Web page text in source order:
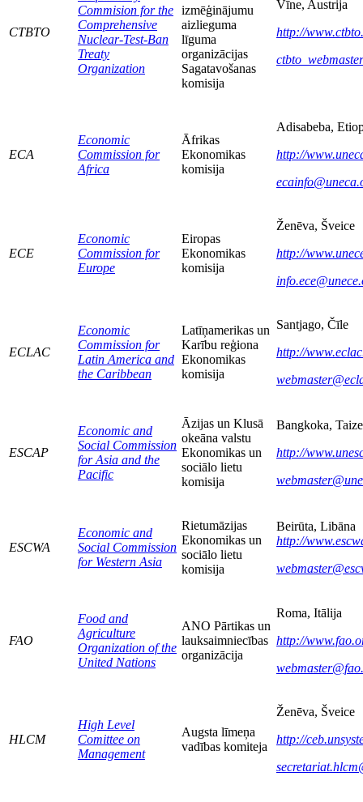
CTBTO
Commision for the
Comprehensive
Nuclear-Test-Ban
Treaty
Organization
izmēģinājumu
aizlieguma
līguma
organizācijas
Sagatavošanas
komisija
Vīne, Austrija
http://
ECA
Economic
Commission for
Africa
Āfrikas
Ekonomikas
komisija
Adisabeba,
http://
ECE
Economic
Commission for
Europe
Eiropas
Ekonomikas
komisija
Ženēva, Šveice
http://
ECLAC
Economic
Commission for
Latin America and
the Caribbean
Latīņamerikas un
Karību reģiona
Ekonomikas
komisija
Santjago, Čīle
http://
ESCAP
Economic and
Social Commission
for Asia and the
Pacific
Āzijas un Klusā
okeāna valstu
Ekonomikas un
sociālo lietu
komisija
Bangkoka,
http://
ESCWA
Economic and
Social Commission
for Western Asia
Rietumāzijas
Ekonomikas un
sociālo lietu
komisija
Beirūta, Libāna
http://
FAO
Food and
Agriculture
Organization of the
United Nations
ANO Pārtikas un
lauksaimniecības
organizācija
Roma, Itālija
http://
HLCM
High Level
Comittee on
Management
Augsta līmeņa
vadības komiteja
Ženēva, Šveice
http://